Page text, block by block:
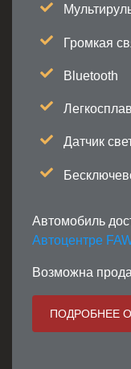
Громкая
Bluetooth
Датчик
Автомобиль
Автоцентре
Возможна
ПОДРОБНЕЕ